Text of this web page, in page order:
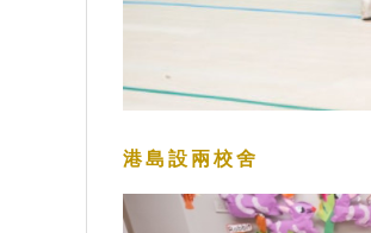
港島設兩校舍